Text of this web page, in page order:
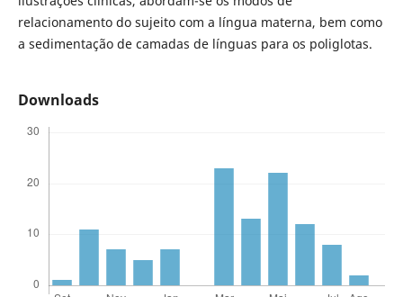
relacionamento do sujeito com a língua materna, bem como
a sedimentação de camadas de línguas para os poliglotas.
Downloads